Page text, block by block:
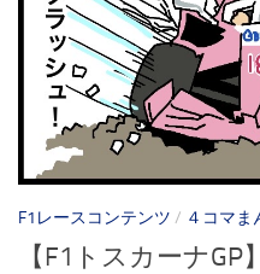
F1レースコンテンツ / ４コマま
【F1トスカーナ